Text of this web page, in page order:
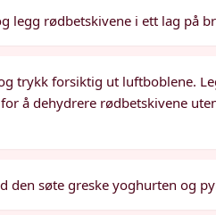
legg rødbetskivene i ett lag på
trykk forsiktig ut luftboblene.
å dehydrere rødbetskivene
den søte greske yoghurten og